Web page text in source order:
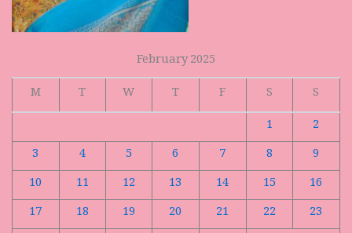
February 2025
M
T W T F S
S
1
2
3
4 5 6 7 8
9
10
11 12 13 14 15
16
17
18 19 20 21 22
23